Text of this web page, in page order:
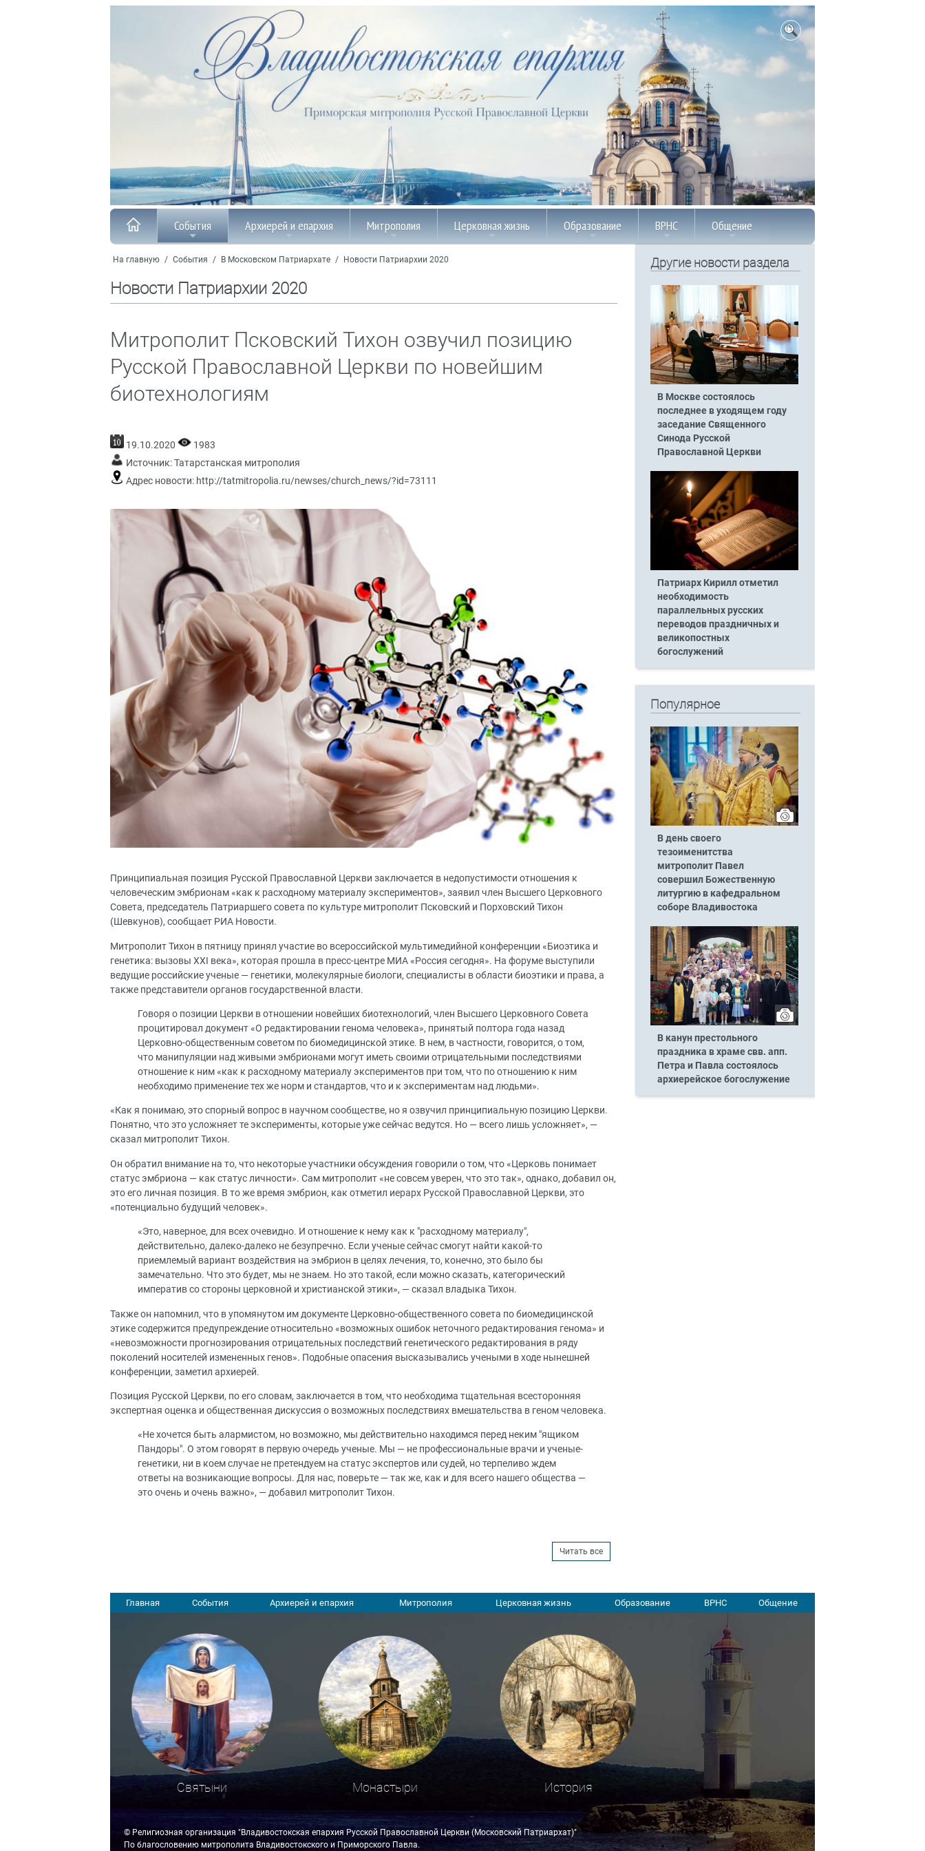
События Архиерей и епархия Митрополия Церковная жизнь Образование ВРНС Общение
На главную / События / В Московском Патриархате / Новости Патриархии 2020
Новости Патриархии 2020
Митрополит Псковский Тихон озвучил позицию
Русской Православной Церкви по новейшим
биотехнологиям
19.10.2020
1983
Источник:Татарстанская митрополия
Адрес новости: http://tatmitropolia.ru/newses/church_news/?id=73111
Принципиальная позиция Русской Православной Церкви заключается в недопустимости отношения к
человеческим эмбрионам «как к расходному материалу экспериментов», заявил член Высшего Церковного
Совета, председатель Патриаршего совета по культуре митрополит Псковский и Порховский Тихон
(Шевкунов), сообщает РИА Новости.
Митрополит Тихон в пятницу принял участие во всероссийской мультимедийной конференции «Биоэтика и
генетика: вызовы XXI века», которая прошла в пресс-центре МИА «Россия сегодня». На форуме выступили
ведущие российские ученые — генетики, молекулярные биологи, специалисты в области биоэтики и права, а
также представители органов государственной власти.
Говоря о позиции Церкви в отношении новейших биотехнологий, член Высшего Церковного Совета
процитировал документ «О редактировании генома человека», принятый полтора года назад
Церковно-общественным советом по биомедицинской этике. В нем, в частности, говорится, о том,
что манипуляции над живыми эмбрионами могут иметь своими отрицательными последствиями
отношение к ним «как к расходному материалу экспериментов при том, что по отношению к ним
необходимо применение тех же норм и стандартов, что и к экспериментам над людьми».
«Как я понимаю, это спорный вопрос в научном сообществе, но я озвучил принципиальную позицию Церкви.
Понятно, что это усложняет те эксперименты, которые уже сейчас ведутся. Но — всего лишь усложняет», —
сказал митрополит Тихон.
Он обратил внимание на то, что некоторые участники обсуждения говорили о том, что «Церковь понимает
статус эмбриона — как статус личности». Сам митрополит «не совсем уверен, что это так», однако, добавил он,
это его личная позиция. В то же время эмбрион, как отметил иерарх Русской Православной Церкви, это
«потенциально будущий человек».
«Это, наверное, для всех очевидно. И отношение к нему как к "расходному материалу",
действительно, далеко-далеко не безупречно. Если ученые сейчас смогут найти какой-то
приемлемый вариант воздействия на эмбрион в целях лечения, то, конечно, это было бы
замечательно. Что это будет, мы не знаем. Но это такой, если можно сказать, категорический
императив со стороны церковной и христианской этики», — сказал владыка Тихон.
Также он напомнил, что в упомянутом им документе Церковно-общественного совета по биомедицинской
этике содержится предупреждение относительно «возможных ошибок неточного редактирования генома» и
«невозможности прогнозирования отрицательных последствий генетического редактирования в ряду
поколений носителей измененных генов». Подобные опасения высказывались учеными в ходе нынешней
конференции, заметил архиерей.
Позиция Русской Церкви, по его словам, заключается в том, что необходима тщательная всесторонняя
экспертная оценка и общественная дискуссия о возможных последствиях вмешательства в геном человека.
«Не хочется быть алармистом, но возможно, мы действительно находимся перед неким "ящиком
Пандоры". О этом говорят в первую очередь ученые. Мы — не профессиональные врачи и ученые-
генетики, ни в коем случае не претендуем на статус экспертов или судей, но терпеливо ждем
ответы на возникающие вопросы. Для нас, поверьте — так же, как и для всего нашего общества —
это очень и очень важно», — добавил митрополит Тихон.
Читать все
Другие новости раздела
В Москве состоялось
последнее в уходящем году
заседание Священного
Синода Русской
Православной Церкви
Патриарх Кирилл отметил
необходимость
параллельных русских
переводов праздничных и
великопостных
богослужений
Популярное
В день своего
тезоименитства
митрополит Павел
совершил Божественную
литургию в кафедральном
соборе Владивостока
В канун престольного
праздника в храме свв. апп.
Петра и Павла состоялось
архиерейское богослужение
Главная События Архиерей и епархия Митрополия Церковная жизнь Образование ВРНС Общение
Святыни Монастыри История
© Религиозная организация "Владивостокская епархия Русской Православной Церкви (Московский Патриархат)"
По благословению митрополита Владивостокского и Приморского Павла.